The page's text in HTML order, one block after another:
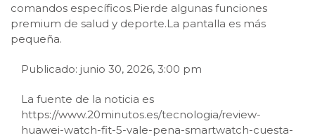
comandos específicos.​Pierde algunas funciones
premium de salud y deporte.​La pantalla es más
pequeña.
Publicado: junio 30, 2026, 3:00 pm
La fuente de la noticia es
https://www.20minutos.es/tecnologia/review-
huawei-watch-fit-5-vale-pena-smartwatch-cuesta-